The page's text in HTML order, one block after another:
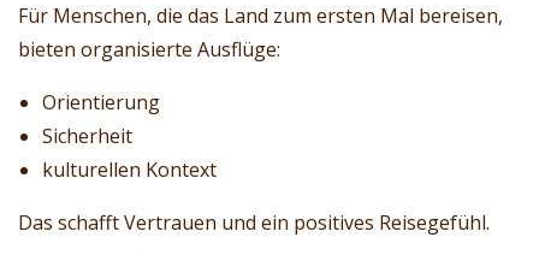
Für Menschen, die das Land zum ersten Mal bereisen,
bieten organisierte Ausflüge:
Orientierung
Sicherheit
kulturellen Kontext
Das schafft Vertrauen und ein positives Reisegefühl.